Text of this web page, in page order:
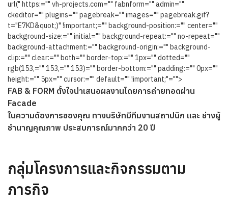
url(" https:="" vh-projects.com="" fabnform="" admin=""
ckeditor="" plugins="" pagebreak="" images="" pagebreak.gif?
t="E7KD&quot;)" !important;="" background-position:="" center=""
background-size:="" initial="" background-repeat:="" no-repeat=""
background-attachment:="" background-origin:="" background-
clip:="" clear:="" both="" border-top:="" 1px="" dotted=""
rgb(153,="" 153,="" 153)="" border-bottom:="" padding:="" 0px=""
height:="" 5px="" cursor:="" default="" !important;"="">
FAB & FORM ตั้งใจนำเสนอผลงานโดยการถ่ายทอดผ่าน
Facade
ในความต้องการของคุณ ทางบริษัทมีทีมงานสถาปนิก และ ช่างผู้
ชำนาญคุณภาพ ประสบการณ์มากกว่า 20 ปี
กลุ่มโครงการและกิจกรรมตาม
ภารกิจ